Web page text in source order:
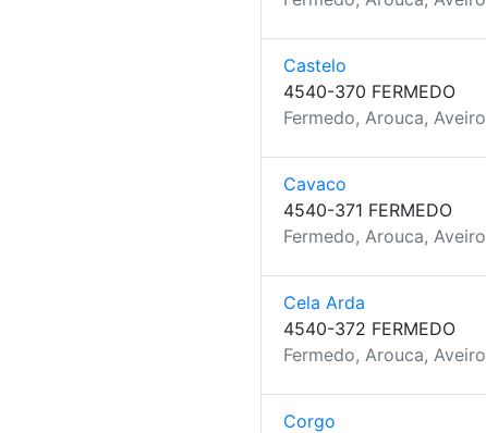
Castelo
4540-370 FERMEDO
Fermedo, Arouca, Aveiro
Cavaco
4540-371 FERMEDO
Fermedo, Arouca, Aveiro
Cela Arda
4540-372 FERMEDO
Fermedo, Arouca, Aveiro
Corgo